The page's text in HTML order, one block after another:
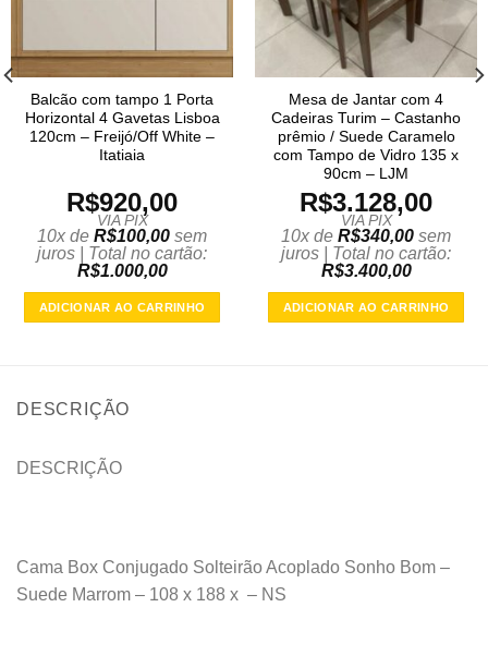
Balcão com tampo 1 Porta
Horizontal 4 Gavetas Lisboa
120cm – Freijó/Off White –
Itatiaia
R$920,00
VIA PIX
10x de R$100,00 sem
juros | Total no cartão:
R$1.000,00
ADICIONAR AO CARRINHO
Mesa de Jantar com 4
Cadeiras Turim – Castanho
prêmio / Suede Caramelo
com Tampo de Vidro 135 x
90cm – LJM
R$3.128,00
VIA PIX
10x de R$340,00 sem
juros | Total no cartão:
R$3.400,00
ADICIONAR AO CARRINHO
DESCRIÇÃO
DESCRIÇÃO
Cama Box Conjugado Solteirão Acoplado Sonho Bom –
Suede Marrom – 108 x 188 x – NS